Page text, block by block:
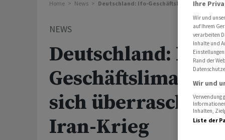
Home News Deutschland: Ifo-Geschäftslima verbessert
NEWS
Deutschland: Ifo-
Geschäftslima
sich
Iran-Krieg
Ihre
Wir und
auf Ihrem
verarbeiten
Inhalte und
Rand der
Wir und
Verwendung
Inhalten,
Liste der